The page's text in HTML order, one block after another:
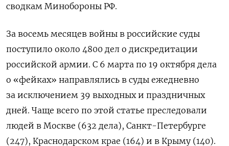
сводкам Минобороны РФ.
За восемь месяцев войны в российские суды
поступило около 4800 дел о дискредитации
российской армии. С 6 марта по 19 октября дела
о «фейках» направлялись в суды ежедневно
за исключением 39 выходных и праздничных
дней. Чаще всего по этой статье преследовали
людей в Москве (632 дела), Санкт-Петербурге
(247), Краснодарском крае (164) и в Крыму (140).